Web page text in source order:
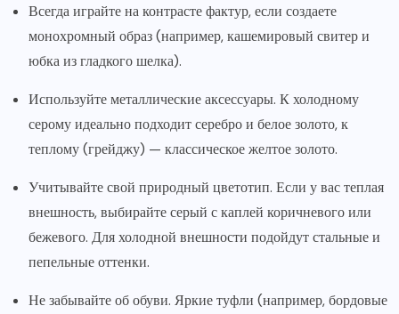
Всегда играйте на контрасте фактур, если создаете
монохромный образ (например, кашемировый свитер и
юбка из гладкого шелка).
Используйте металлические аксессуары. К холодному
серому идеально подходит серебро и белое золото, к
теплому (грейджу) — классическое желтое золото.
Учитывайте свой природный цветотип. Если у вас теплая
внешность, выбирайте серый с каплей коричневого или
бежевого. Для холодной внешности подойдут стальные и
пепельные оттенки.
Не забывайте об обуви. Яркие туфли (например, бордовые